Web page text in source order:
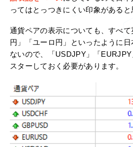
ってはとっつきにくい印象があると
通貨ペアの表示についても、すべ
円」「ユーロ円」といったように
ないので、「USDJPY」「
スターしておく必要があります。